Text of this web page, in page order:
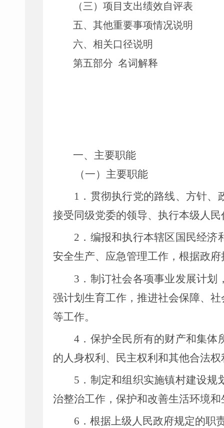
（三）项目支出绩效自评表
五、其他重要事项情况说明
六、相关口径说明
第五部分 名词解释
一、主要职能
（一）主要职能
1 ．贯彻执行党的路线、方针
接受同级党委的领导、执行本级人
2 ．编报和执行本辖区国民经
安全生产、应急管理工作，根据政
3 ．制订社会各项事业发展计
强计划生育工作，推进社会保障、
等工作。
4 ．保护全民所有的财产和集
的人身权利、民主权利和其他合法
5 ．制定和组织实施镇村建设
治整治工作，保护和改善生活环境
6 ．根据上级人民政府规定的职